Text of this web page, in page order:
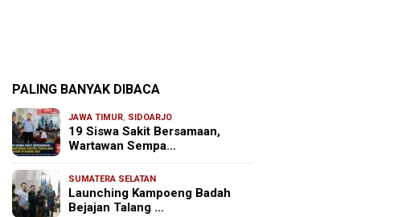
PALING BANYAK DIBACA
JAWA TIMUR, SIDOARJO
19 Siswa Sakit Bersamaan,
Wartawan Sempa…
SUMATERA SELATAN
Launching Kampoeng Badah
Bejajan Talang …